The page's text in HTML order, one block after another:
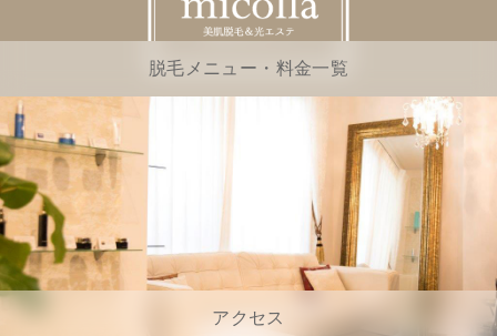
脱毛メニュー・料金一覧
アクセス